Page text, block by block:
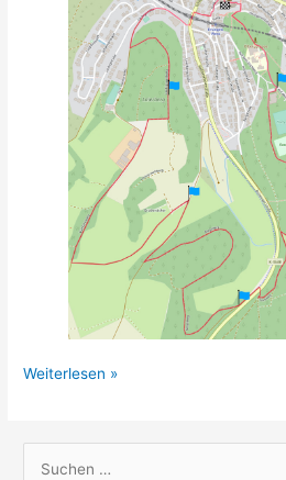
Maifest
Fahr
und
Weiterlesen »